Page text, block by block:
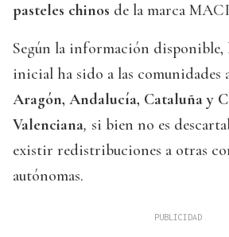
pasteles chinos de la marca
Según la información
inicial ha sido a las comunidades
Aragón, Andalucía, Cataluña y
Valenciana, si bien no es
existir redistribuciones a otras
autónomas.